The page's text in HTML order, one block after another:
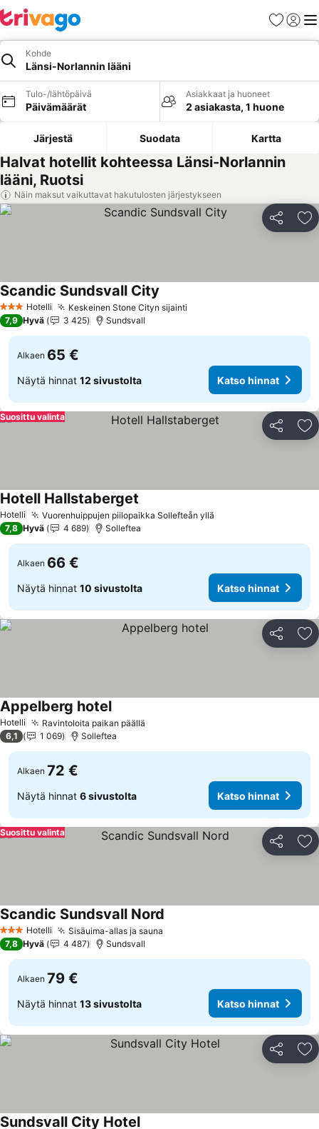
Suosikit
Kohde
Länsi-Norlannin lääni
Tulo-/lähtöpäivä
Päivämäärät
Asiakkaat ja huoneet
2 asiakasta, 1 huone
Järjestä Suodata Kartta
Halvat hotellit kohteessa Länsi-Norlannin
lääni, Ruotsi
Näin maksut vaikuttavat hakutulosten järjestykseen
Jaa
3 Tähtiluokitus
Hotelli Keskeinen Stone Cityn sijainti
Scandic Sundsvall City
7,9 Hyvä 3 425 Sundsvall
Alkaen 65 €
Näytä hinnat 12 sivustolta Katso hinnat
Jaa
Suosittu valinta
Hotelli Vuorenhuippujen piilopaikka Sollefteån yllä
Hotell Hallstaberget
7,8 Hyvä 4 689 Solleftea
Alkaen 66 €
Näytä hinnat 10 sivustolta Katso hinnat
Jaa
Hotelli Ravintoloita paikan päällä
Appelberg hotelKatso hinnat
6,1 1 069 Solleftea
Alkaen 72 €
Näytä hinnat 6 sivustolta Katso hinnat
Jaa
Suosittu valinta
3 Tähtiluokitus
Hotelli Sisäuima-allas ja sauna
Scandic Sundsvall Nord
7,8 Hyvä 4 487 Sundsvall
Alkaen 79 €
Näytä hinnat 13 sivustolta Katso hinnat
Jaa
Sundsvall City Hotel